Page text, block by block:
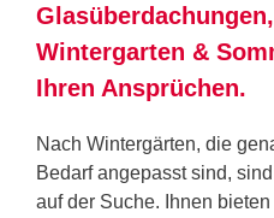
Wintergarten &
Ihren Ansprüchen.
Nach Wintergärten, die
Bedarf angepasst sind,
auf der Suche. Ihnen